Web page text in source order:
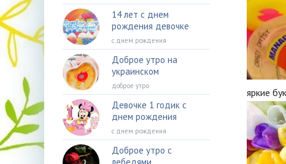
яркие
14 лет с днем
рождения девочке
с днем рождения
Доброе утро на
украинском
доброе утро
Девочке 1 годик с
днем рождения
с днем рождения
Доброе утро с